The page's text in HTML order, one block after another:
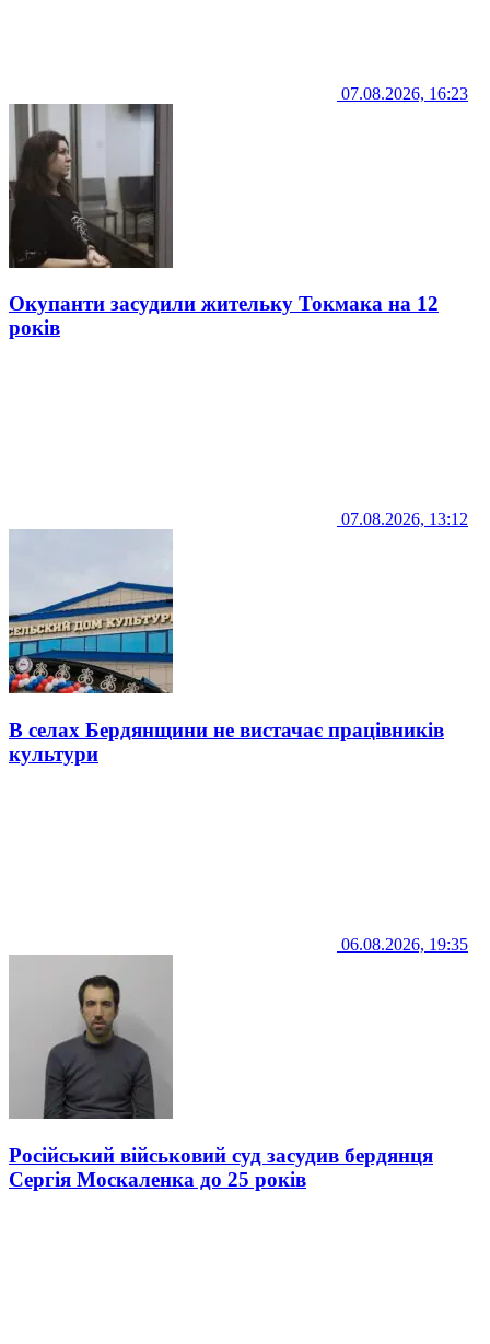
07.08.2026, 16:23
Окупанти засудили жительку Токмака на 12
років
07.08.2026, 13:12
В селах Бердянщини не вистачає працівників
культури
06.08.2026, 19:35
Російський військовий суд засудив бердянця
Сергія Москаленка до 25 років